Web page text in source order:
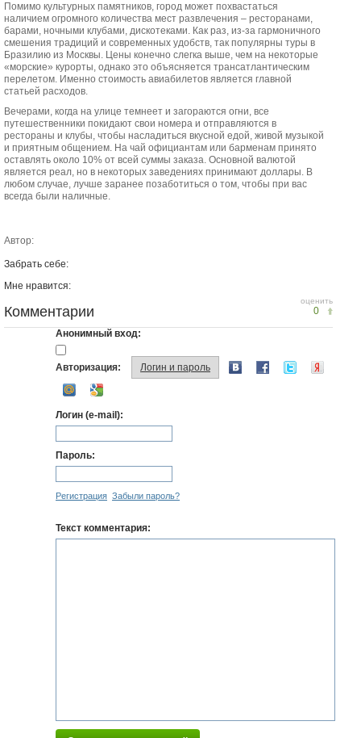
Помимо культурных памятников, город может похвастаться
наличием огромного количества мест развлечения – ресторанами,
барами, ночными клубами, дискотеками. Как раз, из-за гармоничного
смешения традиций и современных удобств, так популярны туры в
Бразилию из Москвы. Цены конечно слегка выше, чем на некоторые
«морские» курорты, однако это объясняется трансатлантическим
перелетом. Именно стоимость авиабилетов является главной
статьей расходов.
Вечерами, когда на улице темнеет и загораются огни, все
путешественники покидают свои номера и отправляются в
рестораны и клубы, чтобы насладиться вкусной едой, живой музыкой
и приятным общением. На чай официантам или барменам принято
оставлять около 10% от всей суммы заказа. Основной валютой
является реал, но в некоторых заведениях принимают доллары. В
любом случае, лучше заранее позаботиться о том, чтобы при вас
всегда были наличные.
Автор:
Забрать себе:
Мне нравится:
оценить
0
Комментарии
Анонимный вход:
Авторизация: Логин и пароль
Логин (e-mail):
Пароль:
Регистрация Забыли пароль?
Текст комментария: